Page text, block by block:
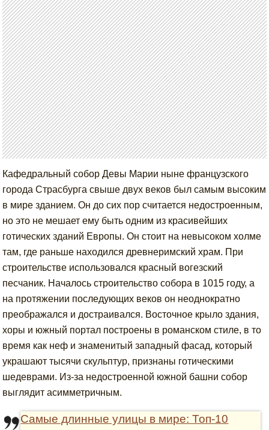
Кафедральный собор Девы Марии ныне французского
города Страсбурга свыше двух веков был самым высоким
в мире зданием. Он до сих пор считается недостроенным,
но это не мешает ему быть одним из красивейших
готических зданий Европы. Он стоит на невысоком холме
там, где раньше находился древнеримский храм. При
строительстве использовался красный вогезский
песчаник. Началось строительство собора в 1015 году, а
на протяжении последующих веков он неоднократно
преображался и достраивался. Восточное крыло здания,
хоры и южный портал построены в романском стиле, в то
время как неф и знаменитый западный фасад, который
украшают тысячи скульптур, признаны готическими
шедеврами. Из-за недостроенной южной башни собор
выглядит асимметричным.
Самые длинные улицы в мире: Топ-10